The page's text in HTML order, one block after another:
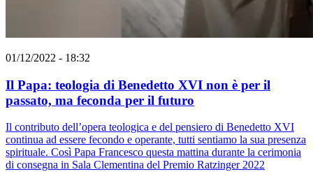
01/12/2022 - 18:32
Il Papa: teologia di Benedetto XVI non è per il
passato, ma feconda per il futuro
Il contributo dell’opera teologica e del pensiero di Benedetto XVI
continua ad essere fecondo e operante, tutti sentiamo la sua presenza
spirituale. Così Papa Francesco questa mattina durante la cerimonia
di consegna in Sala Clementina del Premio Ratzinger 2022